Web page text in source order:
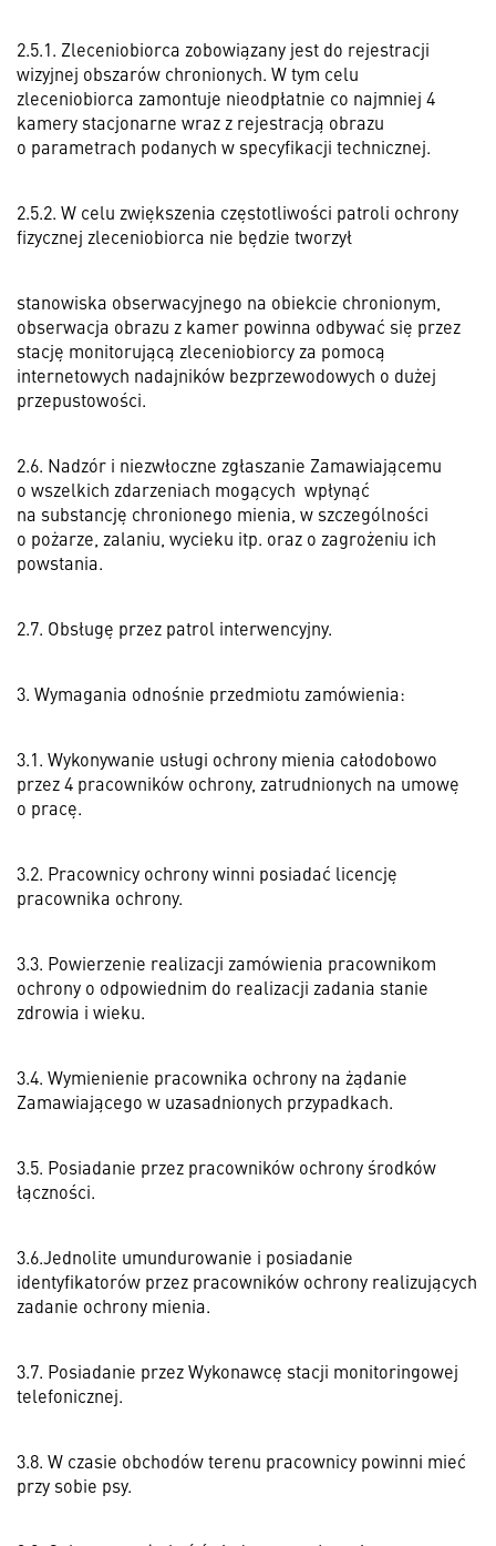
2.5.1. Zleceniobiorca zobowiązany jest do rejestracji
wizyjnej obszarów chronionych. W tym celu
zleceniobiorca zamontuje nieodpłatnie co najmniej 4
kamery stacjonarne wraz z rejestracją obrazu
o parametrach podanych w specyfikacji technicznej.
2.5.2. W celu zwiększenia częstotliwości patroli ochrony
fizycznej zleceniobiorca nie będzie tworzył
stanowiska obserwacyjnego na obiekcie chronionym,
obserwacja obrazu z kamer powinna odbywać się przez
stację monitorującą zleceniobiorcy za pomocą
internetowych nadajników bezprzewodowych o dużej
przepustowości.
2.6. Nadzór i niezwłoczne zgłaszanie Zamawiającemu
o wszelkich zdarzeniach mogących wpłynąć
na substancję chronionego mienia, w szczególności
o pożarze, zalaniu, wycieku itp. oraz o zagrożeniu ich
powstania.
2.7. Obsługę przez patrol interwencyjny.
3. Wymagania odnośnie przedmiotu zamówienia:
3.1. Wykonywanie usługi ochrony mienia całodobowo
przez 4 pracowników ochrony, zatrudnionych na umowę
o pracę.
3.2. Pracownicy ochrony winni posiadać licencję
pracownika ochrony.
3.3. Powierzenie realizacji zamówienia pracownikom
ochrony o odpowiednim do realizacji zadania stanie
zdrowia i wieku.
3.4. Wymienienie pracownika ochrony na żądanie
Zamawiającego w uzasadnionych przypadkach.
3.5. Posiadanie przez pracowników ochrony środków
łączności.
3.6.Jednolite umundurowanie i posiadanie
identyfikatorów przez pracowników ochrony realizujących
zadanie ochrony mienia.
3.7. Posiadanie przez Wykonawcę stacji monitoringowej
telefonicznej.
3.8. W czasie obchodów terenu pracownicy powinni mieć
przy sobie psy.